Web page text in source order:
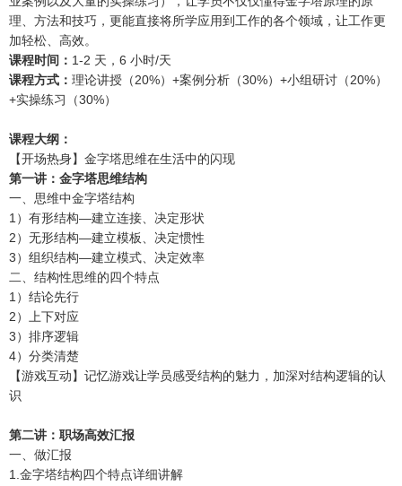
理、方法和技巧，更能直接将所学应用到工作的各个领域，让工作更
加轻松、高效。
课程时间： 1-2 天，6 小时/天
课程方式： 理论讲授（20%）+案例分析（30%）+小组研讨（20%）
+实操练习（30%）
课程大纲：
【开场热身】金字塔思维在生活中的闪现
第一讲：金字塔思维结构
一、思维中金字塔结构
1）有形结构—建立连接、决定形状
2）无形结构—建立模板、决定惯性
3）组织结构—建立模式、决定效率
二、结构性思维的四个特点
1）结论先行
2）上下对应
3）排序逻辑
4）分类清楚
【游戏互动】记忆游戏让学员感受结构的魅力，加深对结构逻辑的认
识
第二讲：职场高效汇报
一、做汇报
1.金字塔结构四个特点详细讲解